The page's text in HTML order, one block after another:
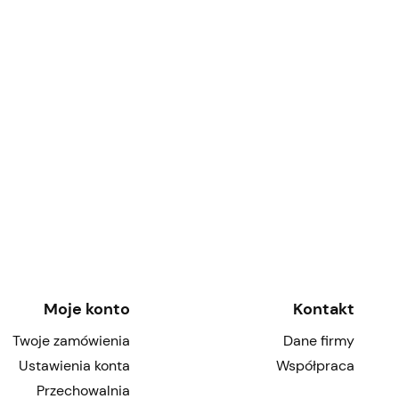
Moje konto
Twoje zamówienia
Ustawienia konta
Przechowalnia
Kontakt
Dane firmy
Współpraca